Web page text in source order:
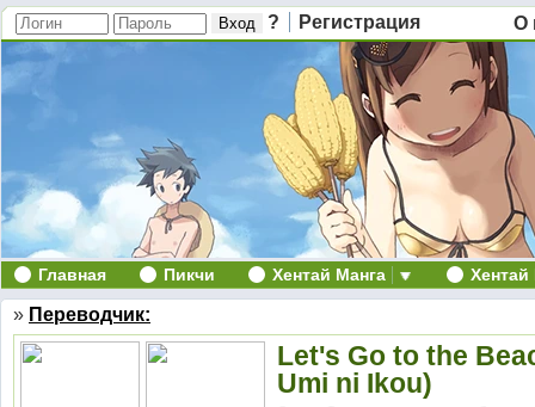
? Регистрация О
Главная Пикчи Хентай Манга
» Переводчик:
Let's Go to the
Umi ni Ikou)